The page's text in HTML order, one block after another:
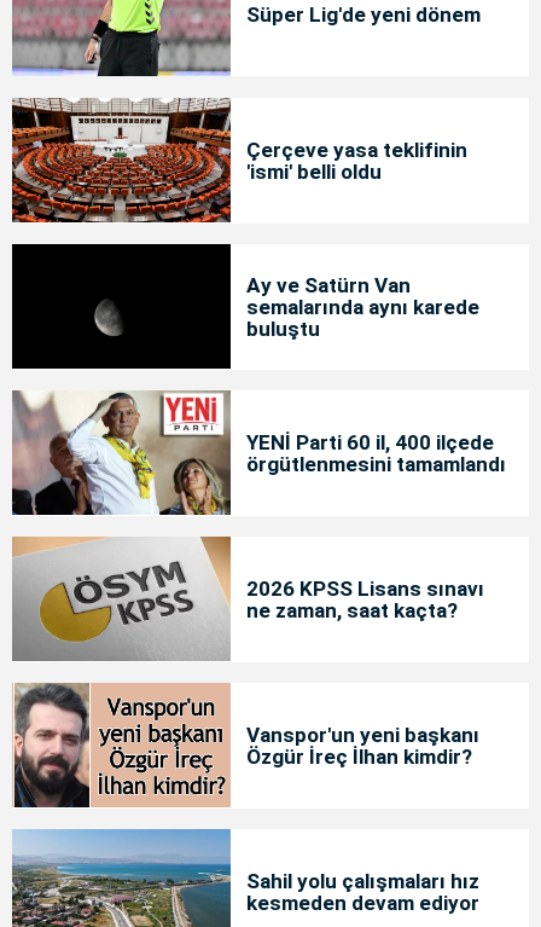
Süper Lig'de yeni dönem
Çerçeve yasa teklifinin
'ismi' belli oldu
Ay ve Satürn Van
semalarında aynı karede
buluştu
YENİ Parti 60 il, 400 ilçede
örgütlenmesini tamamlandı
2026 KPSS Lisans sınavı
ne zaman, saat kaçta?
Vanspor'un yeni başkanı
Özgür İreç İlhan kimdir?
Sahil yolu çalışmaları hız
kesmeden devam ediyor